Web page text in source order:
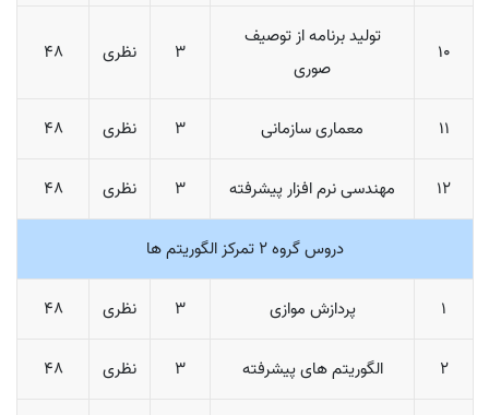
10
تولید برنامه از توصیف
صوری
3 نظری 48
11 معماری سازمانی 3 نظری 48
12 مهندسی نرم افزار پیشرفته 3 نظری 48
دروس گروه 2 تمرکز الگوریتم ها
1 پردازش موازی 3 نظری 48
2 الگوریتم های پیشرفته 3 نظری 48